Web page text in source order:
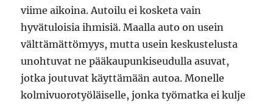
viime aikoina. Autoilu ei kosketa vain
hyvätuloisia ihmisiä. Maalla auto on usein
välttämättömyys, mutta usein keskustelusta
unohtuvat ne pääkaupunkiseudulla asuvat,
jotka joutuvat käyttämään autoa. Monelle
kolmivuorotyöläiselle, jonka työmatka ei kulje